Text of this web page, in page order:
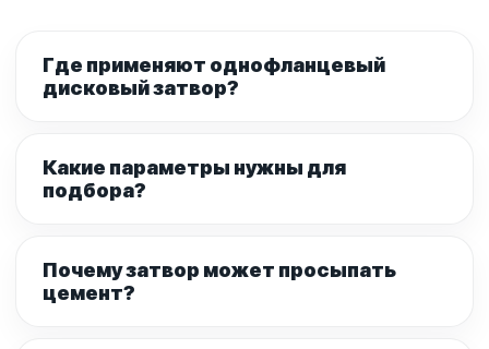
Где применяют однофланцевый
дисковый затвор?
Какие параметры нужны для
подбора?
Почему затвор может просыпать
цемент?